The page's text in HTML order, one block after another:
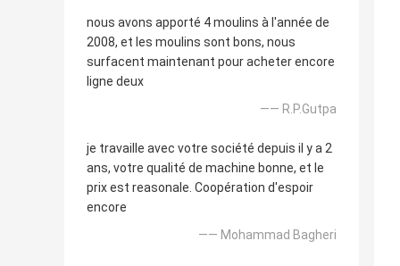
nous avons apporté 4 moulins à l'année de
2008, et les moulins sont bons, nous
surfacent maintenant pour acheter encore
ligne deux
—— R.P.Gutpa
je travaille avec votre société depuis il y a 2
ans, votre qualité de machine bonne, et le
prix est reasonale. Coopération d'espoir
encore
—— Mohammad Bagheri